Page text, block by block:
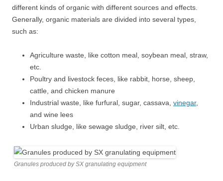
different kinds of organic with different sources and effects.
Generally, organic materials are divided into several types,
such as:
Agriculture waste, like cotton meal, soybean meal, straw,
etc.
Poultry and livestock feces, like rabbit, horse, sheep,
cattle, and chicken manure
Industrial waste, like furfural, sugar, cassava, vinegar,
and wine lees
Urban sludge, like sewage sludge, river silt, etc.
Granules produced by SX granulating equipment